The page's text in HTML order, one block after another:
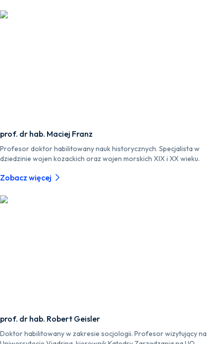
prof. dr hab. Maciej Franz
Profesor doktor habilitowany nauk historycznych. Specjalista w
dziedzinie wojen kozackich oraz wojen morskich XIX i XX wieku.
Zobacz więcej
prof. dr hab. Robert Geisler
Doktor habilitowany w zakresie socjologii. Profesor wizytujący na